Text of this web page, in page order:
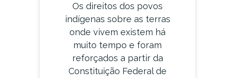
Os direitos dos povos
indígenas sobre as terras
onde vivem existem há
muito tempo e foram
reforçados a partir da
Constituição Federal de